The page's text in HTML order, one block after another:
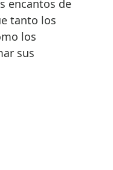
encantos de
tanto los
los
sus